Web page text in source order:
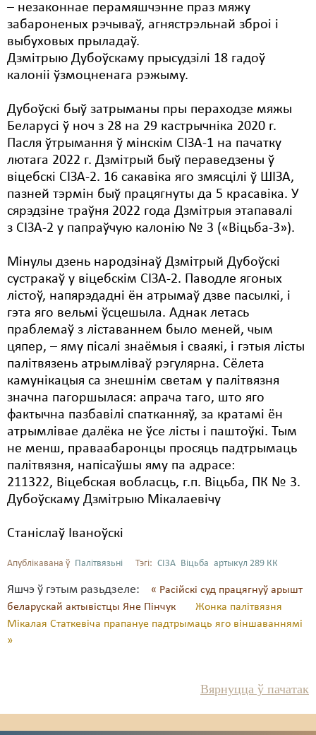
– незаконнае перамяшчэнне праз мяжу
забароненых рэчываў, агнястрэльнай зброі і
выбуховых прыладаў.
Дзмітрыю Дубоўскаму прысудзілі 18 гадоў
калоніі ўзмоцненага рэжыму.
Дубоўскі быў затрыманы пры пераходзе мяжы
Беларусі ў ноч з 28 на 29 кастрычніка 2020 г.
Пасля ўтрымання ў мінскім СІЗА-1 на пачатку
лютага 2022 г. Дзмітрый быў пераведзены ў
віцебскі СІЗА-2. 16 сакавіка яго змясцілі ў ШІЗА,
пазней тэрмін быў працягнуты да 5 красавіка. У
сярэдзіне траўня 2022 года Дзмітрыя этапавалі
з СІЗА-2 у папраўчую калонію № 3 («Віцьба-3»).
Мінулы дзень народзінаў Дзмітрый Дубоўскі
сустракаў у віцебскім СІЗА-2. Паводле ягоных
лістоў, напярэдадні ён атрымаў дзве пасылкі, і
гэта яго вельмі ўсцешыла. Аднак летась
праблемаў з ліставаннем было меней, чым
цяпер, – яму пісалі знаёмыя і сваякі, і гэтыя лісты
палітвязень атрымліваў рэгулярна. Сёлета
камунікацыя са знешнім светам у палітвязня
значна пагоршылася: апрача таго, што яго
фактычна пазбавілі спатканняў, за кратамі ён
атрымлівае далёка не ўсе лісты і паштоўкі. Тым
не менш, праваабаронцы просяць падтрымаць
палітвязня, напісаўшы яму па адрасе:
211322, Віцебская вобласць, г.п. Віцьба, ПК № 3.
Дубоўскаму Дзмітрыю Мікалаевічу
Станіслаў Іваноўскі
Апублікавана ў Палітвязьні Тэгі: СІЗА Віцьба артыкул 289 КК
Яшчэ ў гэтым разьдзеле:
« Расійскі суд працягнуў арышт
беларускай актывістцы Яне Пінчук
Жонка палітвязня
Мікалая Статкевіча прапануе падтрымаць яго віншаваннямі
»
Вярнуцца ў пачатак